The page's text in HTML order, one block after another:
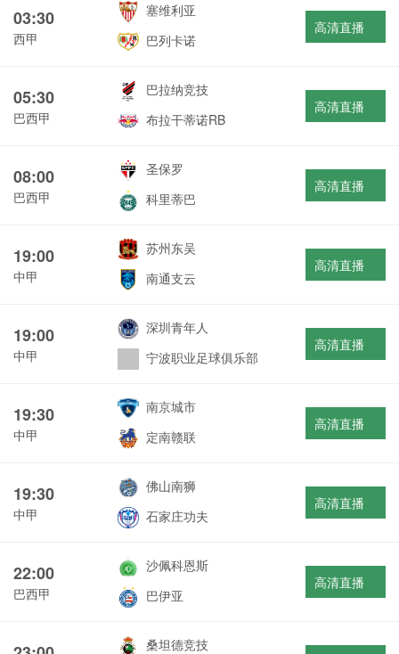
03:30
西甲
塞维利亚
巴列卡诺
高清直播
05:30
巴西甲
巴拉纳竞技
布拉干蒂诺RB
高清直播
08:00
巴西甲
圣保罗
科里蒂巴
高清直播
19:00
中甲
苏州东吴
南通支云
高清直播
19:00
中甲
深圳青年人
宁波职业足球俱乐部
高清直播
19:30
中甲
南京城市
定南赣联
高清直播
19:30
中甲
佛山南狮
石家庄功夫
高清直播
22:00
巴西甲
沙佩科恩斯
巴伊亚
高清直播
桑坦德竞技